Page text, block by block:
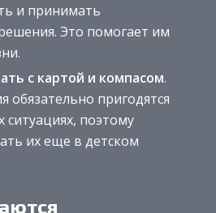
и принимать
Это помогает им
с картой и компасом.
обязательно пригодятся
ситуациях, поэтому
их еще в детском